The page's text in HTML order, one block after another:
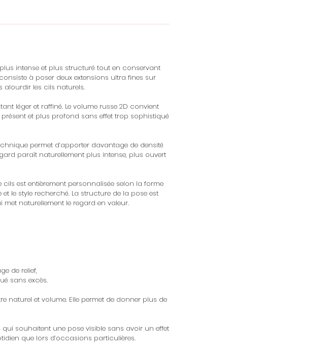
intense et plus structuré tout en conservant
à poser deux extensions ultra fines sur
les cils naturels.
léger et raffiné. Le volume russe 2D convient
et plus profond sans effet trop sophistiqué
permet d’apporter davantage de densité
paraît naturellement plus intense, plus ouvert
cils est entièrement personnalisée selon la forme
le style recherché. La structure de la pose est
naturellement le regard en valeur.
de relief,
sans excès.
naturel et volume. Elle permet de donner plus de
qui souhaitent une pose visible sans avoir un effet
que lors d’occasions particulières.